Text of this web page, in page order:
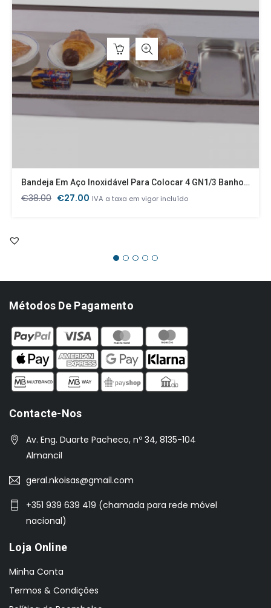
Bandeja Em Aço Inoxidável Para Colocar 4 GN1/3 Banho Maria
€38.00 O
€27.00 O
IVA a taxa em vigor incluído
Métodos De Pagamento
Contacte-Nos
Av. Eng. Duarte Pacheco, nº 34, 8135-104
Almancil
geral.nkoisas@gmail.com
+351 939 639 419 (chamada para rede móvel
nacional)
Loja Online
Minha Conta
Termos & Condições